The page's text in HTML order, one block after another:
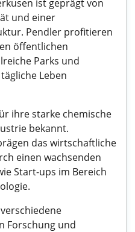
ist geprägt von
und einer
Pendler profitieren
öffentlichen
Parks und
Leben
ihre starke chemische
bekannt.
das wirtschaftliche
einen wachsenden
Start-ups im Bereich
Forschung und